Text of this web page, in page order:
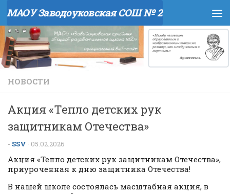
Перейти к содержимому
МАОУ Заводоуковская СОШ № 2
НОВОСТИ
Акция «Тепло детских рук
защитникам Отечества»
- SSV · 05.02.2026
Акция «Тепло детских рук защитникам Отечества»,
приуроченная к дню защитника Отечества!
В нашей школе состоялась масштабная акция, в